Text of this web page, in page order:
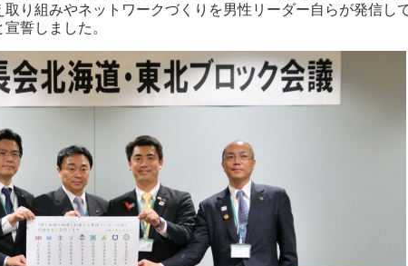
り組みやネットワークづくりを男性リーダー自らが発信し
誓しました。